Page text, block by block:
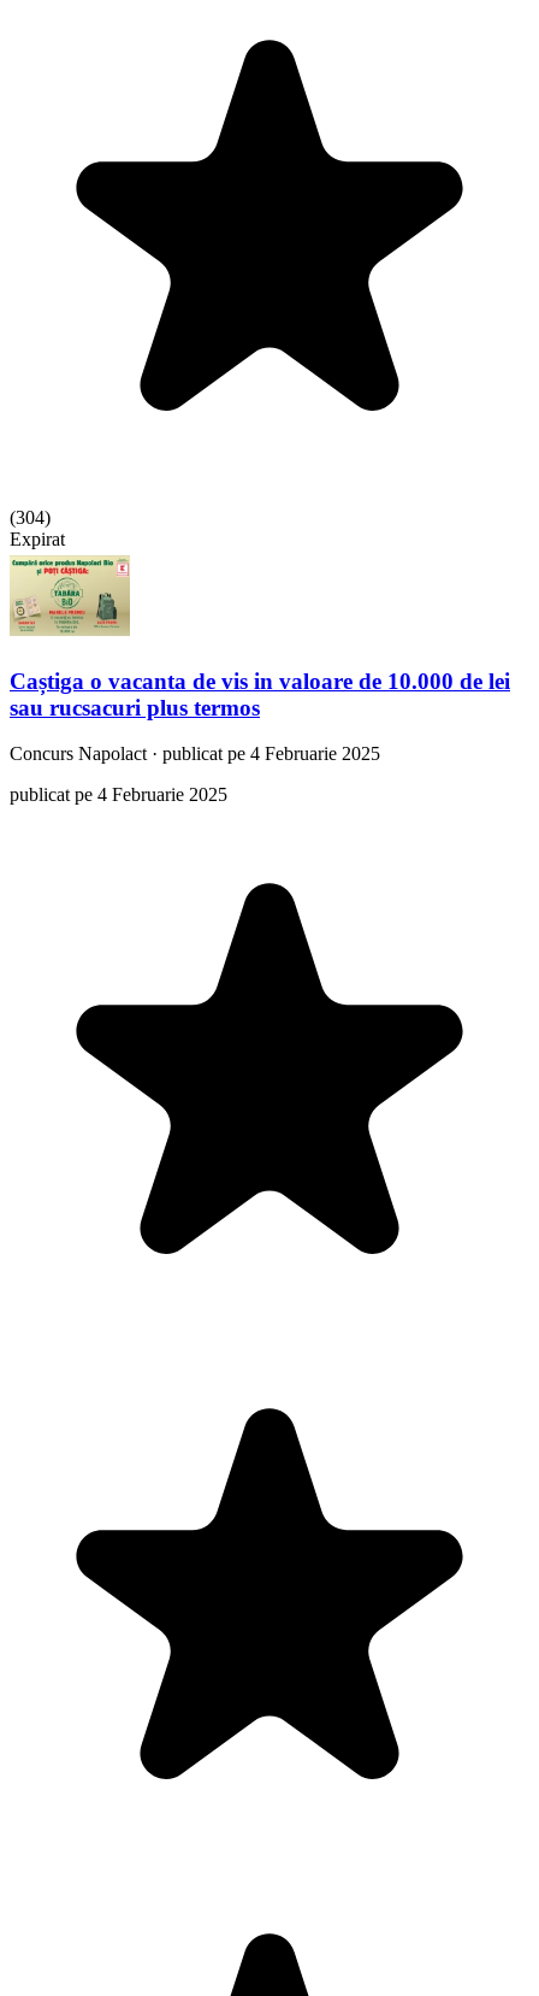
(304)
Expirat
Caștiga o vacanta de vis in valoare de 10.000 de lei
sau rucsacuri plus termos
Concurs Napolact · publicat pe 4 Februarie 2025
publicat pe 4 Februarie 2025